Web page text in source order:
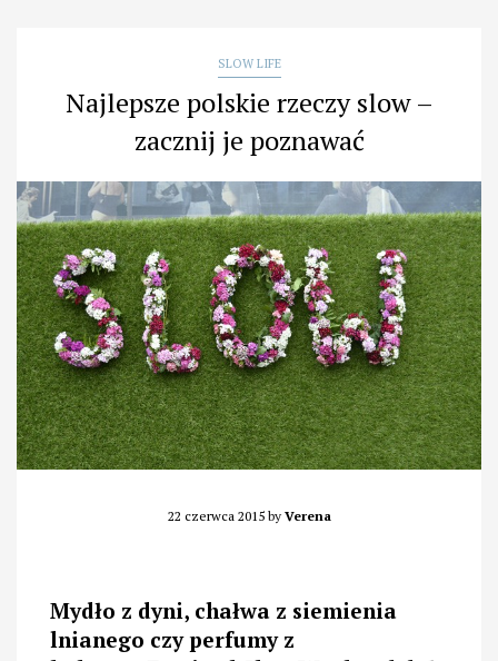
SLOW LIFE
Najlepsze polskie rzeczy slow –
zacznij je poznawać
22 czerwca 2015by Verena
Mydło z dyni, chałwa z siemienia
lnianego czy perfumy z